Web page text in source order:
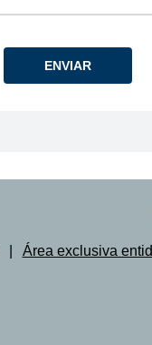
ENVIAR
Área exclusiva